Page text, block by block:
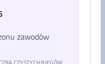
zawodów